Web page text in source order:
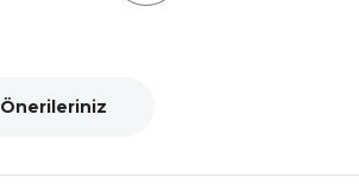
Önerileriniz